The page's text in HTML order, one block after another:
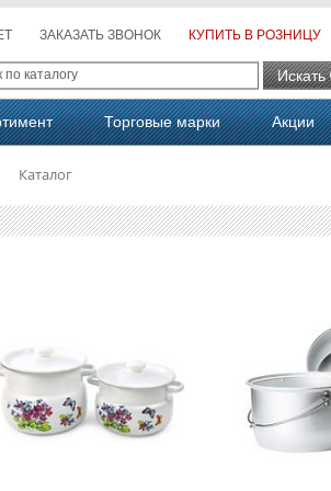
ЗАКАЗАТЬ ЗВОНОК КУПИТЬ В РОЗНИЦУ
Искать
Торговые марки Акции
Каталог